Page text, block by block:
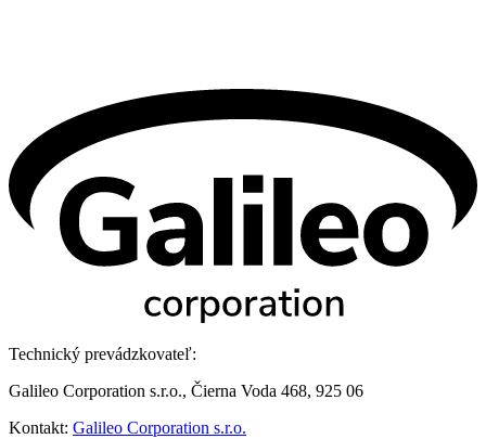
Technický prevádzkovateľ:
Galileo Corporation s.r.o., Čierna Voda 468, 925 06
Kontakt: Galileo Corporation s.r.o.